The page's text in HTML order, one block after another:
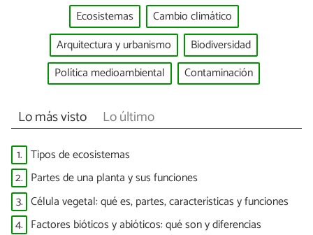
Ecosistemas
Cambio climático
Arquitectura y urbanismo
Biodiversidad
Política medioambiental
Contaminación
Lo más visto Lo último
1. Tipos de ecosistemas
2. Partes de una planta y sus funciones
3. Célula vegetal: qué es, partes, características y funciones
4. Factores bióticos y abióticos: qué son y diferencias